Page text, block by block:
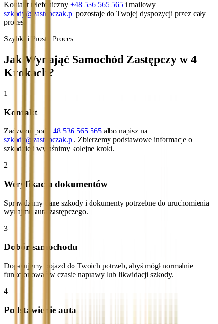
Kontakt telefoniczny +48 536 565 565 i mailowy
szkody@zastepczak.pl pozostaje do Twojej dyspozycji przez cały
proces.
Szybki i Prosty Proces
Jak Wynająć Samochód Zastępczy w 4
Krokach?
1
Kontakt
Zadzwoń pod +48 536 565 565 albo napisz na
szkody@zastepczak.pl. Zbierzemy podstawowe informacje o
szkodzie i wyjaśnimy kolejne kroki.
2
Weryfikacja dokumentów
Sprawdzimy dane szkody i dokumenty potrzebne do uruchomienia
wynajmu auta zastępczego.
3
Dobór samochodu
Dopasujemy pojazd do Twoich potrzeb, abyś mógł normalnie
funkcjonować w czasie naprawy lub likwidacji szkody.
4
Podstawienie auta